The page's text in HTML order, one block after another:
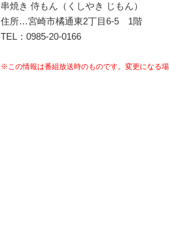
串焼き 侍もん（くしやき じもん）
住所…宮崎市橘通東2丁目6-5 1階
TEL：0985-20-0166
※この情報は番組放送時のものです。変更になる